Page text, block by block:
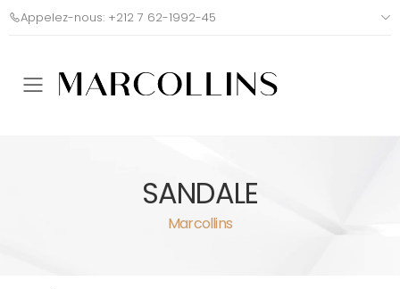
Appelez-nous: +212 7 62-1992-45
Toggle mobile menu
SANDALE
Marcollins